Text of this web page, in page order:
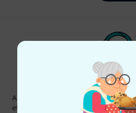
Thomann
Abonniere den Thomann
etwas Glück einen von 50